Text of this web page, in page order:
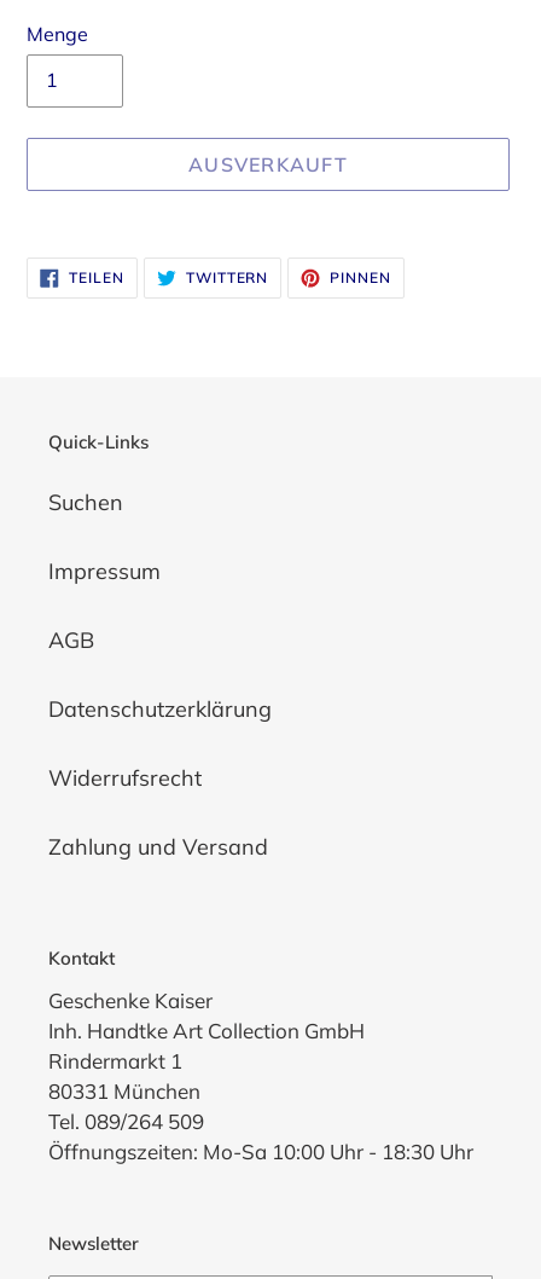
Menge
AUSVERKAUFT
wird
zum TEILEN
FACEBOOK
TEILEN
TWITTERN AUF
TWITTER
TWITTERN
PINNEN
PINNEN
Quick-Links
Suchen
Impressum
AGB
Datenschutzerklärung
Widerrufsrecht
Zahlung und Versand
Kontakt
Geschenke Kaiser
Inh. Handtke Art Collection GmbH
Rindermarkt 1
80331 München
Tel. 089/264 509
Öffnungszeiten: Mo-Sa 10:00 Uhr - 18:30 Uhr
Newsletter